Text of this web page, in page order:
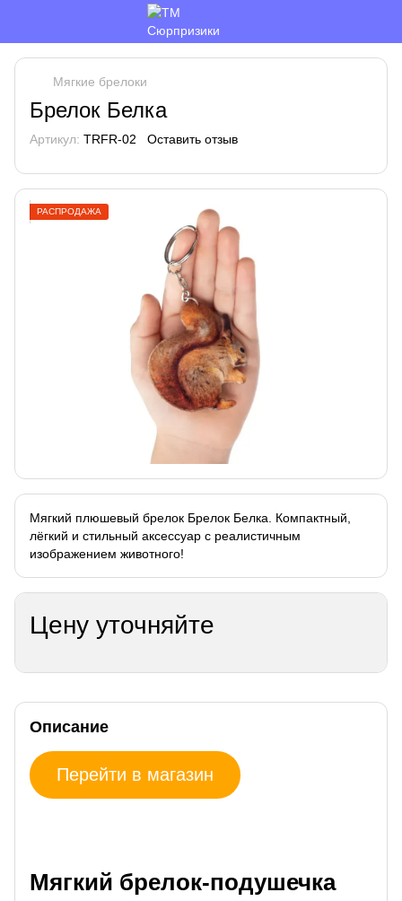
Мягкие брелоки
Брелок Белка
Артикул: TRFR-02 Оставить отзыв
РАСПРОДАЖА
Мягкий плюшевый брелок Брелок Белка. Компактный,
лёгкий и стильный аксессуар с реалистичным
изображением животного!
Цену уточняйте
Описание
Перейти в магазин
Мягкий брелок-подушечка